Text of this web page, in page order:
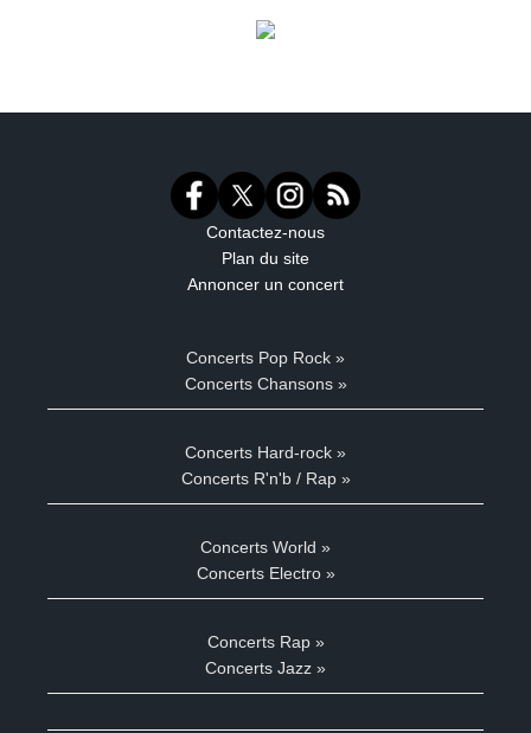
Contactez-nous
Plan du site
Annoncer un concert
Concerts Pop Rock »
Concerts Chansons »
Concerts Hard-rock »
Concerts R'n'b / Rap »
Concerts World »
Concerts Electro »
Concerts Rap »
Concerts Jazz »